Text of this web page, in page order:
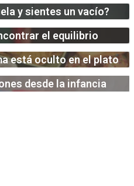
y sientes un vacío?
el equilibrio
está oculto en el plato
desde la infancia